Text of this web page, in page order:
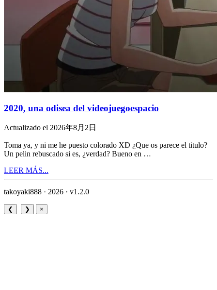
2020, una odisea del videojuegoespacio
Actualizado el 2026年8月2日
Toma ya, y ni me he puesto colorado XD ¿Que os parece el titulo?
Un pelin rebuscado si es, ¿verdad? Bueno en …
LEER MÁS...
takoyaki888 · 2026 · v1.2.0
❮ ❯ ×